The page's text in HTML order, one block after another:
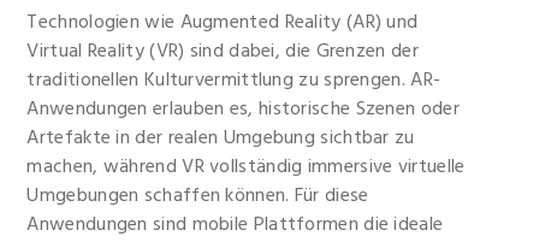
Technologien wie Augmented Reality (AR) und
Virtual Reality (VR) sind dabei, die Grenzen der
traditionellen Kulturvermittlung zu sprengen. AR-
Anwendungen erlauben es, historische Szenen oder
Artefakte in der realen Umgebung sichtbar zu
machen, während VR vollständig immersive virtuelle
Umgebungen schaffen können. Für diese
Anwendungen sind mobile Plattformen die ideale